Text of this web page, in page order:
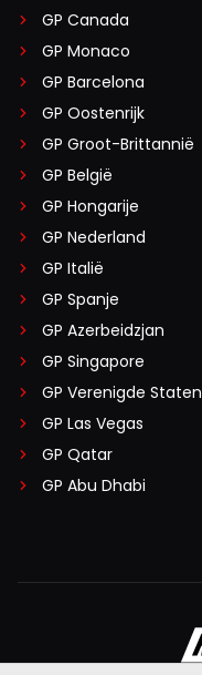
GP Canada
GP Monaco
GP Barcelona
GP Oostenrijk
GP Groot-Brittannië
GP België
GP Hongarije
GP Nederland
GP Italië
GP Spanje
GP Azerbeidzjan
GP Singapore
GP Verenigde Staten
GP Las Vegas
GP Qatar
GP Abu Dhabi